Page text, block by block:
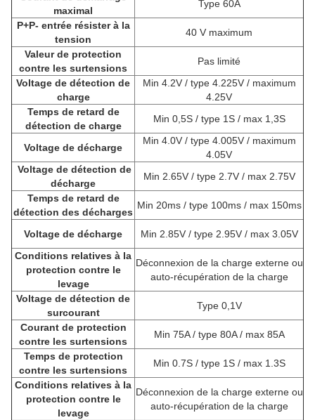
maximal
Type 60A
P+P- entrée résister à la
tension
40 V maximum
Valeur de protection
contre les surtensions
Pas limité
Voltage de détection de
charge
Min 4.2V / type 4.225V / maximum
4.25V
Temps de retard de
détection de charge
Min 0,5S / type 1S / max 1,3S
Voltage de décharge
Min 4.0V / type 4.005V / maximum
4.05V
Voltage de détection de
décharge
Min 2.65V / type 2.7V / max 2.75V
Temps de retard de
détection des décharges
Min 20ms / type 100ms / max 150ms
Voltage de décharge
Min 2.85V / type 2.95V / max 3.05V
Conditions relatives à la
protection contre le
levage
Déconnexion de la charge externe ou
auto-récupération de la charge
Voltage de détection de
surcourant
Type 0,1V
Courant de protection
contre les surtensions
Min 75A / type 80A / max 85A
Temps de protection
contre les surtensions
Min 0.7S / type 1S / max 1.3S
Conditions relatives à la
protection contre le
levage
Déconnexion de la charge externe ou
auto-récupération de la charge